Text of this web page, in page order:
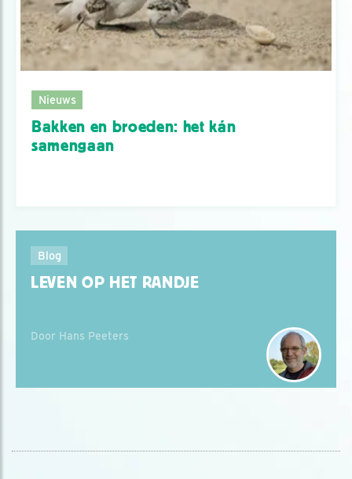
Nieuws
Bakken en broeden: het kán
samengaan
Blog
LEVEN OP HET RANDJE
Door Hans Peeters